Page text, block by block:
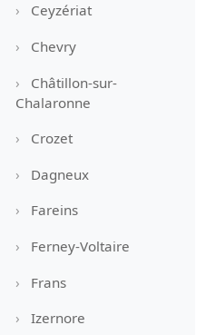
Ceyzériat
Chevry
Châtillon-sur-
Chalaronne
Crozet
Dagneux
Fareins
Ferney-Voltaire
Frans
Izernore